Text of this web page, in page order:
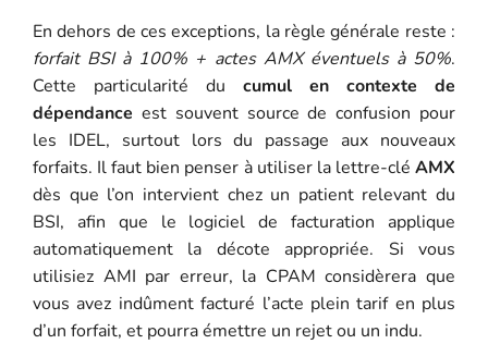
En dehors de ces exceptions, la règle générale reste :
forfait BSI à 100% + actes AMX éventuels à 50%.
Cette particularité du cumul en contexte de
dépendance est souvent source de confusion pour
les IDEL, surtout lors du passage aux nouveaux
forfaits. Il faut bien penser à utiliser la lettre-cléAMX
dès que l’on intervient chez un patient relevant du
BSI, afin que le logiciel de facturation applique
automatiquement la décote appropriée. Si vous
utilisiez AMI par erreur, la CPAM considèrera que
vous avez indûment facturé l’acte plein tarif en plus
d’un forfait, et pourra émettre un rejet ou un indu.